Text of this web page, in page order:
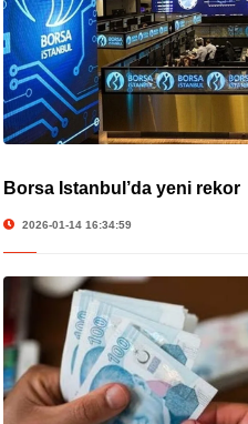
Borsa İstanbul’da yeni rekor
2026-01-14 16:34:59